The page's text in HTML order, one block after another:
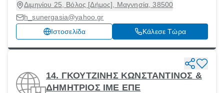
Διμηνίου 25, Βόλος [Δήμος], Μαγνησία, 38500
h_sunergasia@yahoo.gr
Ιστοσελίδα
Κάλεσε Τώρα
14. ΓΚΟΥΤΖΙΝΗΣ ΚΩΝΣΤΑΝΤΙΝΟΣ &
ΔΗΜΗΤΡΙΟΣ ΙΜΕ ΕΠΕ